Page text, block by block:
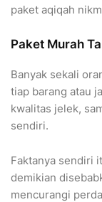
paket aqiqah
Paket Murah
Banyak sekali
tiap barang atau
kwalitas jelek,
sendiri.
Faktanya sendiri
demikian
mencurangi